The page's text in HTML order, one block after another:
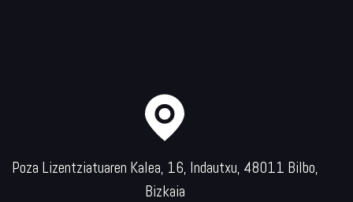
Poza Lizentziatuaren Kalea, 16, Indautxu, 48011 Bilbo,
Bizkaia